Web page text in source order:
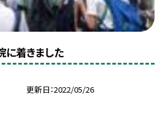
着きました
更新日 2022/05/26